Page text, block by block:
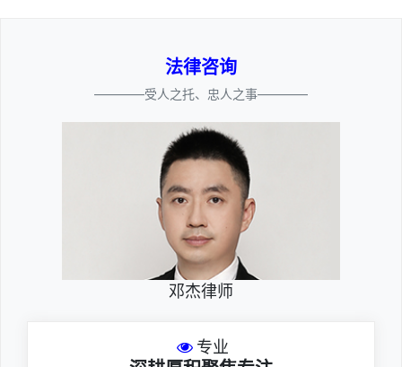
法律咨询
————受人之托、忠人之事————
邓杰律师
专业